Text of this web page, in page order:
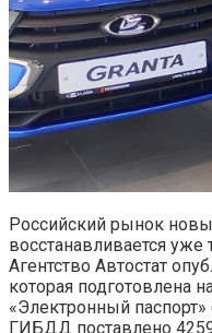
Российский рынок
восстанавливается уже
Агентство Автостат
которая подготовлена
«Электронный
ГИБДД поставлено